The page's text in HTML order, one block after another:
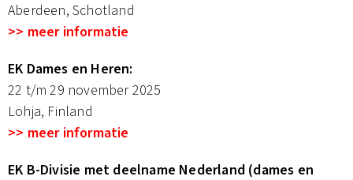
Aberdeen, Schotland
>> meer informatie
EK Dames en Heren:
22 t/m 29 november 2025
Lohja, Finland
>> meer informatie
EK B-Divisie met deelname Nederland (dames en